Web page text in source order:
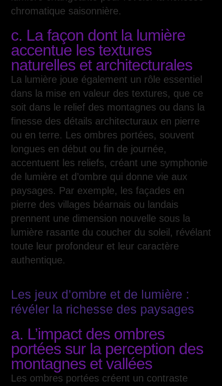
chromatique saisonnière.
c. La façon dont la lumière
accentue les textures
naturelles et architecturales
La lumière joue également un rôle essentiel
dans la mise en valeur des textures, que ce
soit dans le relief des montagnes ou dans la
finesse des détails architecturaux en pierre
ou en terre. Les ombres portées, souvent
longues en début ou fin de journée,
accentuent les reliefs, créant une symphonie
de lumière et d’ombre qui donne vie aux
paysages. Par exemple, les façades en
pierre des villages béarnais ou landais
prennent une dimension nouvelle sous la
lumière rasante du coucher du soleil, révélant
toute leur profondeur et leur caractère
authentique.
Les jeux d’ombre et de lumière :
révéler la richesse des paysages
a. L’impact des ombres
portées sur la perception des
montagnes et vallées
Les ombres portées créent un contraste